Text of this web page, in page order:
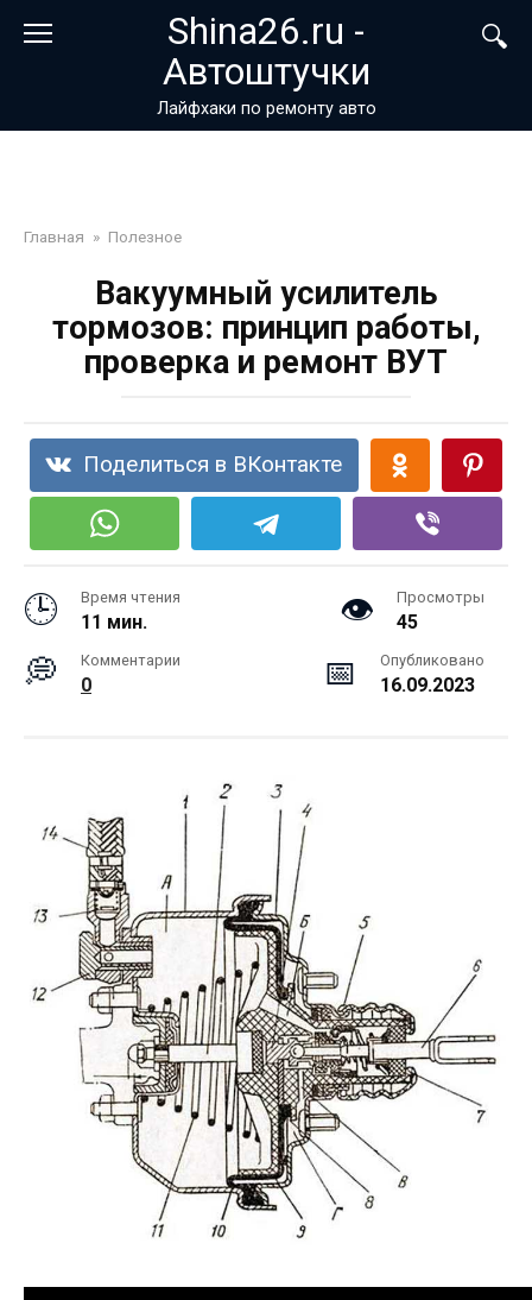
Shina26.ru -
Автоштучки
Лайфхаки по ремонту авто
Главная » Полезное
Вакуумный усилитель
тормозов: принцип работы,
проверка и ремонт ВУТ
Поделиться в ВКонтакте
Время чтения
11 мин.
Просмотры
45
Комментарии
0
Опубликовано
16.09.2023